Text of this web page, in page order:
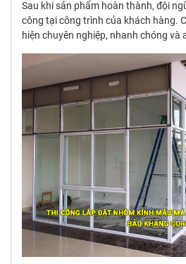
Sau khi sản phẩm hoàn thành, đội
công tại công trình của khách hàng.
hiện chuyên nghiệp, nhanh chóng và